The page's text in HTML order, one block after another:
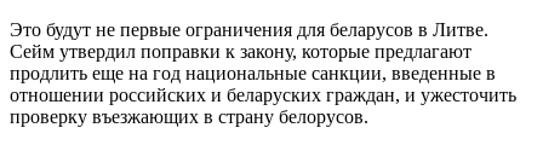
Это будут не первые ограничения для беларусов в Литве.
Сейм утвердил поправки к закону, которые предлагают
продлить еще на год национальные санкции, введенные в
отношении российских и беларуских граждан, и ужесточить
проверку въезжающих в страну белорусов.